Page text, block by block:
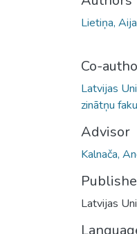
Lietiņa, Aija
Co-
Latvijas
zinātņu
Advisor
Kalnača,
Latvijas